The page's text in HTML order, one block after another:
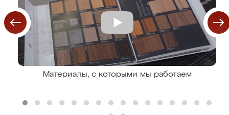
Материалы, с которыми мы работаем